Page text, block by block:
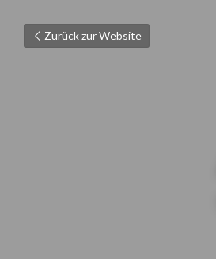
Zurück zur Website